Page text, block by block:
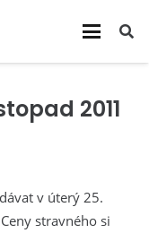
2011
v úterý 25.
stravného si